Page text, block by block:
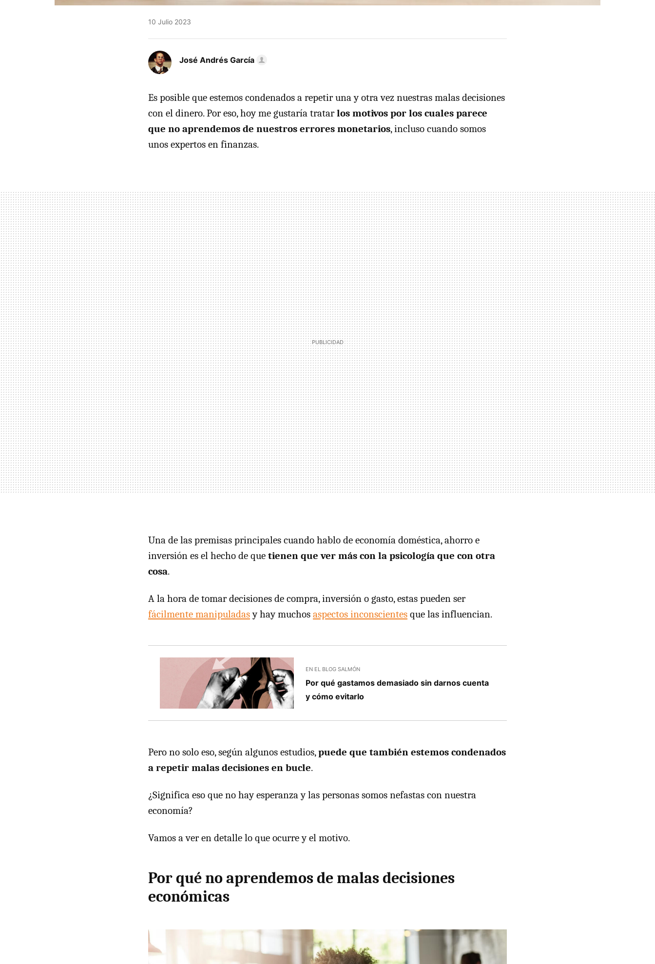
10 Julio 2023
José Andrés García
Es posible que estemos condenados a repetir una y otra vez nuestras malas decisiones
con el dinero. Por eso, hoy me gustaría tratarlos motivos por los cuales parece
que no aprendemos de nuestros errores monetarios, incluso cuando somos
unos expertos en finanzas.
Una de las premisas principales cuando hablo de economía doméstica, ahorro e
inversión es el hecho de que tienen que ver más con la psicología que con otra
cosa.
A la hora de tomar decisiones de compra, inversión o gasto, estas pueden ser
fácilmente manipuladasy hay muchos aspectos inconscientes que las influencian.
EN EL BLOG SALMÓN
Por qué gastamos demasiado sin darnos cuenta
y cómo evitarlo
Pero no solo eso, según algunos estudios,puede que también estemos condenados
a repetir malas decisiones en bucle.
¿Significa eso que no hay esperanza y las personas somos nefastas con nuestra
economía?
Vamos a ver en detalle lo que ocurre y el motivo.
Por qué no aprendemos de malas decisiones
económicas